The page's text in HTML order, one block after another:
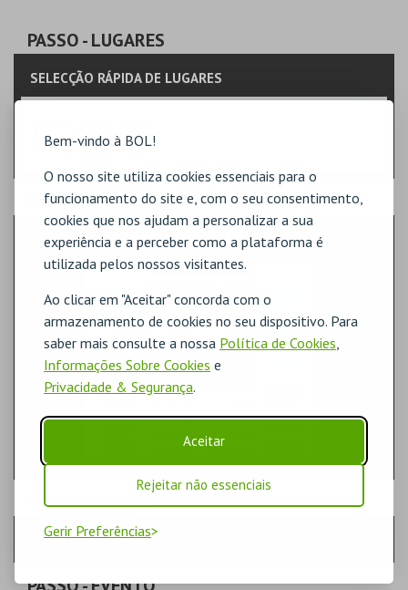
Bem-vindo à BOL!
O nosso site utiliza cookies essenciais para o
funcionamento do site e, com o seu consentimento,
cookies que nos ajudam a personalizar a sua
experiência e a perceber como a plataforma é
utilizada pelos nossos visitantes.
Ao clicar em "Aceitar" concorda com o
armazenamento de cookies no seu dispositivo. Para
saber mais consulte a nossa Política de Cookies,
Informações Sobre Cookies e
Privacidade & Segurança.
Aceitar
Rejeitar não essenciais
Gerir Preferências
PASSO- LUGARES
SELECÇÃO RÁPIDA DE LUGARES
Na planta, selecione o lugar.
PASSO- SECTOR
BANCADA LATERAL D
PASSO- SESSÃO
SÁBADO | 03 OUT 2026 | 21:30